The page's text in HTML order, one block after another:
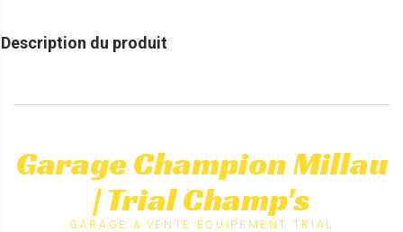
Description du produit
Garage Champion Millau
| Trial Champ's
GARAGE & VENTE ÉQUIPEMENT TRIAL